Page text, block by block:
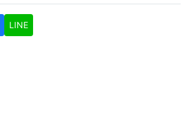
LINE